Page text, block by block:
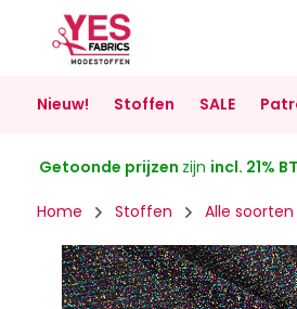
Nieuw! Stoffen SALE
Getoonde prijzen zijn incl. 21%
Home Stoffen Alle